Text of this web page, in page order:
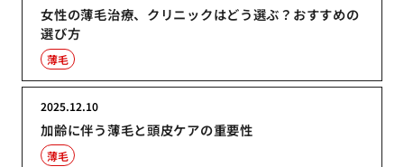
女性の薄毛治療、クリニックはどう選ぶ？おすすめの
選び方
薄毛
加齢に伴う薄毛と頭皮ケアの重要性
2025.12.10
薄毛